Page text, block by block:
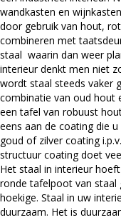
wandkasten en
door gebruik van hout,
combineren met
staal waarin dan weer
interieur denkt men niet
wordt staal steeds vaker
combinatie van oud hout
een tafel van robuust
eens aan de coating die
goud of zilver coating
structuur coating doet
Het staal in interieur
ronde tafelpoot van staal
hoekige. Staal in uw
duurzaam. Het is